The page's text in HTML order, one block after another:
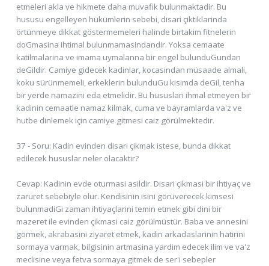
etmeleri akla ve hikmete daha muvafik bulunmaktadir. Bu
hususu engelleyen hükümlerin sebebi, disari çiktiklarinda
örtünmeye dikkat göstermemeleri halinde birtakim fitnelerin
doGmasina ihtimal bulunmamasindandir. Yoksa cemaate
katilmalarina ve imama uymalanna bir engel bulunduGundan
deGildir. Camiye gidecek kadinlar, kocasindan müsaade almali,
koku sürünmemeli, erkeklerin bulunduGu kisimda deGil, tenha
bir yerde namazini eda etmelidir. Bu hususlari ihmal etmeyen bir
kadinin cemaatle namaz kilmak, cuma ve bayramlarda va'z ve
hutbe dinlemek için camiye gitmesi caiz görülmektedir.
37 - Soru: Kadin evinden disari çikmak istese, bunda dikkat
edilecek hususlar neler olacaktir?
Cevap: Kadinin evde oturmasi asildir. Disari çikmasi bir ihtiyaç ve
zaruret sebebiyle olur. Kendisinin isini görüverecek kimsesi
bulunmadiGi zaman ihtiyaçlarini temin etmek gibi dini bir
mazeret ile evinden çikmasi caiz görülmüstür. Baba ve annesini
görmek, akrabasini ziyaret etmek, kadin arkadaslarinin hatirini
sormaya varmak, bilgisinin artmasina yardim edecek ilim ve va'z
meclisine veya fetva sormaya gitmek de ser'i sebepler